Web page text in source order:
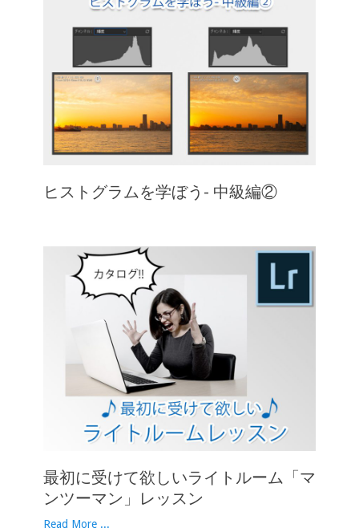
ヒストグラムを学ぼう- 中級編②
最初に受けて欲しいライトルーム「マ
ンツーマン」レッスン
Read More ...